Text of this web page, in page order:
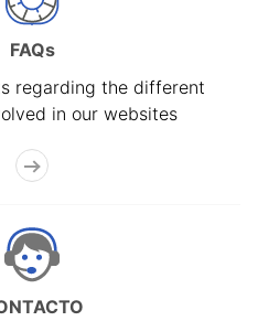
FAQs
regarding the different
in our websites